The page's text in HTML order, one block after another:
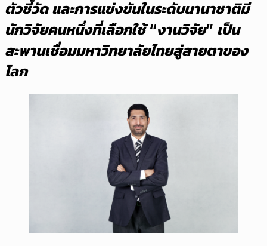
ตัวชี้วัด และการแข่งขันในระดับนานาชาติมี
นักวิจัยคนหนึ่งที่เลือกใช้ “งานวิจัย” เป็น
สะพานเชื่อมมหาวิทยาลัยไทยสู่สายตาของ
โลก